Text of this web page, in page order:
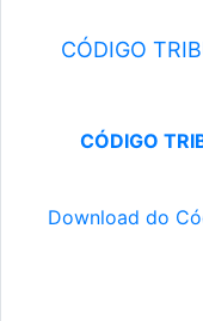
CÓDIGO
CÓDIGO
Download do